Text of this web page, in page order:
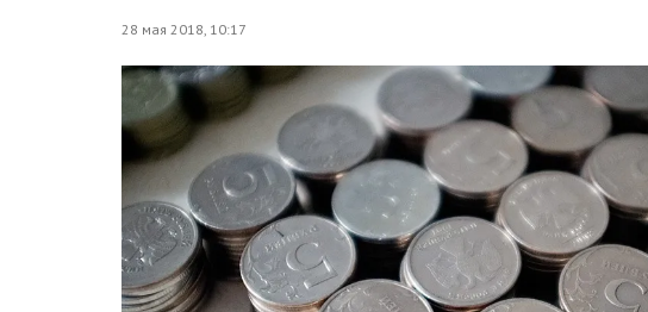
28 мая 2018, 10:17